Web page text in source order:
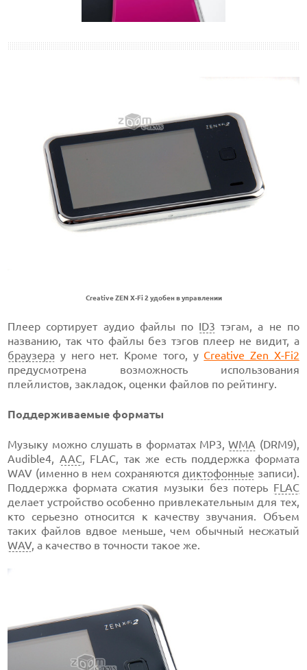
Creative ZEN X-Fi 2 удобен в управлении
Плеер сортирует аудио файлы по ID3 тэгам, а не по
названию, так что файлы без тэгов плеер не видит, а
браузера у него нет. Кроме того, у Creative Zen X-Fi2
предусмотрена возможность использования
плейлистов, закладок, оценки файлов по рейтингу.
Поддерживаемые форматы
Музыку можно слушать в форматах MP3,WMA (DRM9),
Audible4, AAC, FLAC, так же есть поддержка формата
WAV (именно в нем сохраняются диктофонные записи).
Поддержка формата сжатия музыки без потерь FLAC
делает устройство особенно привлекательным для тех,
кто серьезно относится к качеству звучания. Объем
таких файлов вдвое меньше, чем обычный несжатый
WAV, а качество в точности такое же.